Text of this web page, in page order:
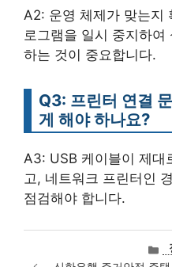
A2: 운영 체제가 맞는지
로그램을 일시 중지하
하는 것이 중요합니다.
Q3: 프린터 연결
게 해야 하나요?
A3: USB 케이블이 제대
고, 네트워크 프린터인
점검해야 합니다.